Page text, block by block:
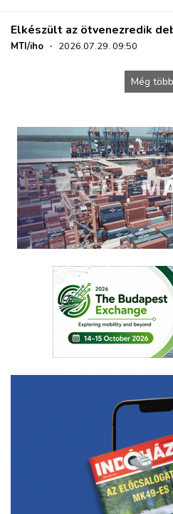
Elkészült az ötvenezredik
MTI/iho · 2026.07.29. 09:50
Még